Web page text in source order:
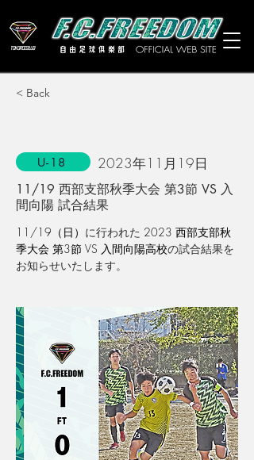
< Back
U-18 2023年11月19日
11/19 西部支部秋季大会 第3節 VS 入
間向陽 試合結果
11/19（日） に行われた 2023 西部支部秋
季大会 第3節 VS 入間向陽高校の試合結果を
お知らせいたします。